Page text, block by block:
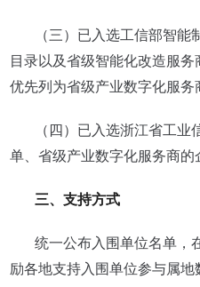
（三）已入选工信部智
目录以及省级智能化改造服
优先列为省级产业数字化服务
（四）已入选浙江省工
单、省级产业数字化服务商的
三、支持方式
统一公布入围单位名单，
励各地支持入围单位参与属地